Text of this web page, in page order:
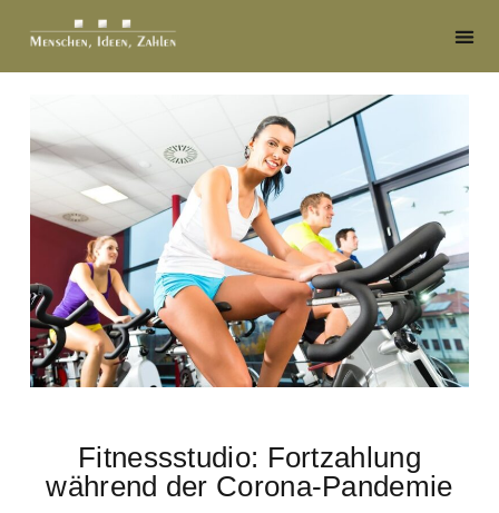
Fitnessstudio: Fortzahlung
während der Corona-Pandemie